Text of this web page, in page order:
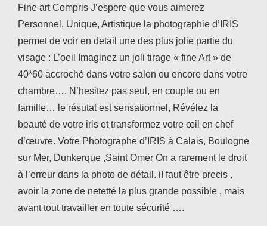
Fine art Compris J’espere que vous aimerez
Personnel, Unique, Artistique la photographie d’IRIS
permet de voir en detail une des plus jolie partie du
visage : L’oeil Imaginez un joli tirage « fine Art » de
40*60 accroché dans votre salon ou encore dans votre
chambre…. N’hesitez pas seul, en couple ou en
famille… le résutat est sensationnel, Révélez la
beauté de votre iris et transformez votre œil en chef
d’œuvre. Votre Photographe d’IRIS à Calais, Boulogne
sur Mer, Dunkerque ,Saint Omer On a rarement le droit
à l’erreur dans la photo de détail. iI faut être precis ,
avoir la zone de netetté la plus grande possible , mais
avant tout travailler en toute sécurité ….